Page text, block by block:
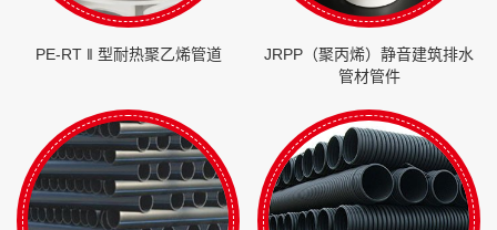
PE-RT ‖ 型耐热聚乙烯管道
JRPP（聚丙烯）静音建筑排水
管材管件